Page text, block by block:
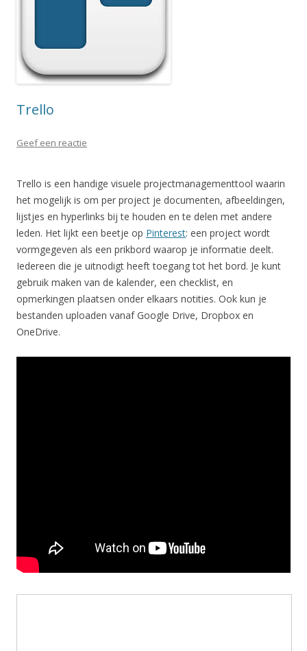
Trello
Geef een reactie
Trello is een handige visuele projectmanagementtool waarin
het mogelijk is om per project je documenten, afbeeldingen,
lijstjes en hyperlinks bij te houden en te delen met andere
leden. Het lijkt een beetje op Pinterest: een project wordt
vormgegeven als een prikbord waarop je informatie deelt.
Iedereen die je uitnodigt heeft toegang tot het bord. Je kunt
gebruik maken van de kalender, een checklist, en
opmerkingen plaatsen onder elkaars notities. Ook kun je
bestanden uploaden vanaf Google Drive, Dropbox en
OneDrive.